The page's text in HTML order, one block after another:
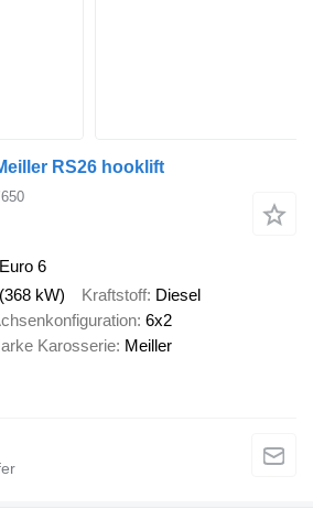
RS26 hooklift
Euro 6
kW) Kraftstoff Diesel
6x2
Karosserie Meiller